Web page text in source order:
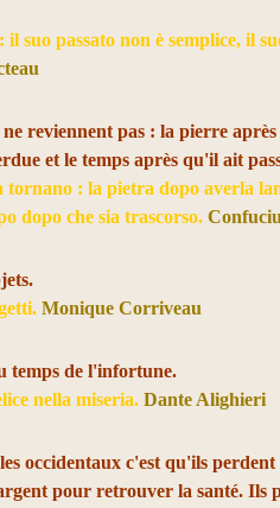
passato non è semplice, il
reviennent pas : la pierre
et le temps après qu'il ait
tornano : la pietra dopo averla
dopo che sia trascorso.
Monique Corriveau
temps de l'infortune.
nella miseria.Dante Alighieri
occidentaux c'est qu'ils
pour retrouver la santé. Ils